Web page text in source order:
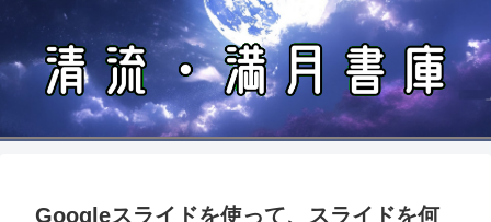
Googleスライドを使って、スライドを何